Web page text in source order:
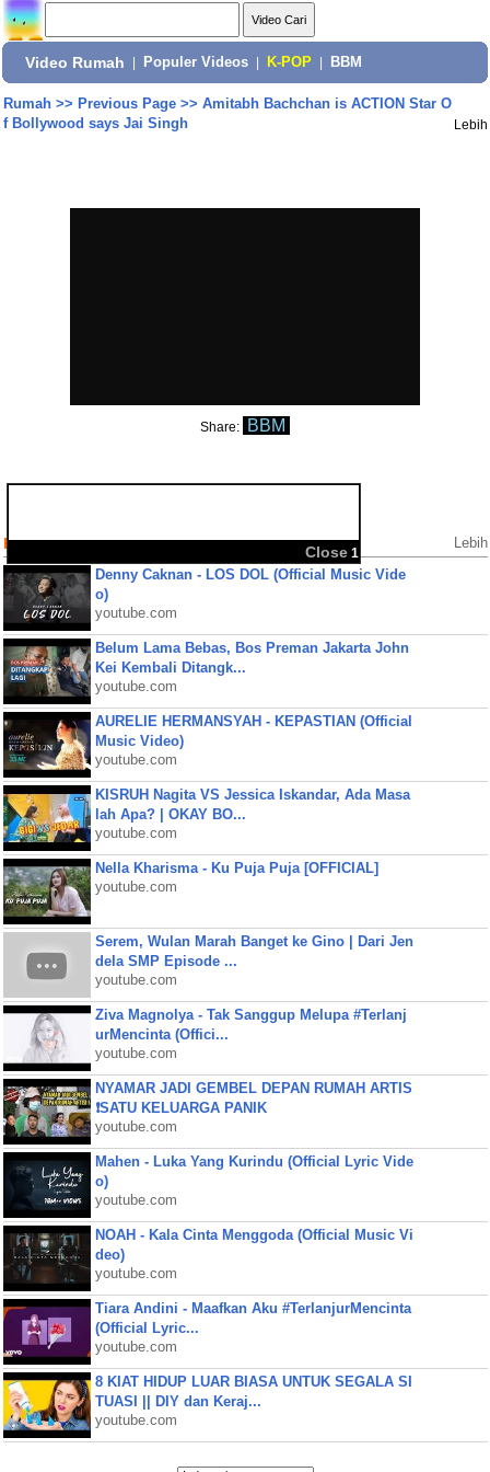
Video Rumah Populer Videos K-POP BBM
Rumah>> Previous Page>> Amitabh Bachchan is ACTION Star O
f Bollywood says Jai Singh
Lebih
Close 1
Share: BBM
Populer Videos Lebih
Denny Caknan - LOS DOL (Official Music Vide
o)
youtube.com
Belum Lama Bebas, Bos Preman Jakarta John
Kei Kembali Ditangk...
youtube.com
AURELIE HERMANSYAH - KEPASTIAN (Official
Music Video)
youtube.com
KISRUH Nagita VS Jessica Iskandar, Ada Masa
lah Apa? | OKAY BO...
youtube.com
Nella Kharisma - Ku Puja Puja [OFFICIAL]
youtube.com
Serem, Wulan Marah Banget ke Gino | Dari Jen
dela SMP Episode ...
youtube.com
Ziva Magnolya - Tak Sanggup Melupa #Terlanj
urMencinta (Offici...
youtube.com
NYAMAR JADI GEMBEL DEPAN RUMAH ARTIS
❗SATU KELUARGA PANIK
youtube.com
Mahen - Luka Yang Kurindu (Official Lyric Vide
o)
youtube.com
NOAH - Kala Cinta Menggoda (Official Music Vi
deo)
youtube.com
Tiara Andini - Maafkan Aku #TerlanjurMencinta
(Official Lyric...
youtube.com
8 KIAT HIDUP LUAR BIASA UNTUK SEGALA SI
TUASI || DIY dan Keraj...
youtube.com